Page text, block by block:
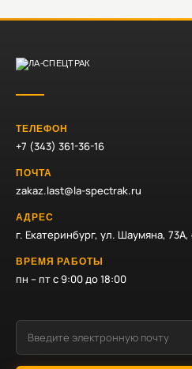
ТЕЛЕФОН
+7 (343) 361-36-16
ПОЧТА
zakaz.last@la-spectrak.ru
АДРЕС
г. Екатеринбург, ул. Шаумяна,
ВРЕМЯ РАБОТЫ
пн – пт с 9:00 до 18:00